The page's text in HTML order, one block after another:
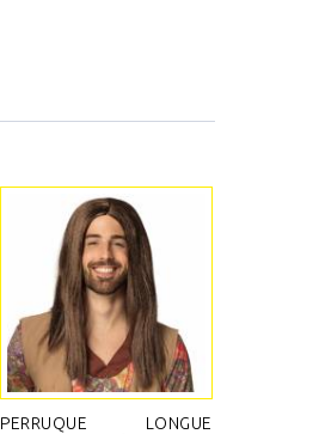
PERRUQUE LONGUE